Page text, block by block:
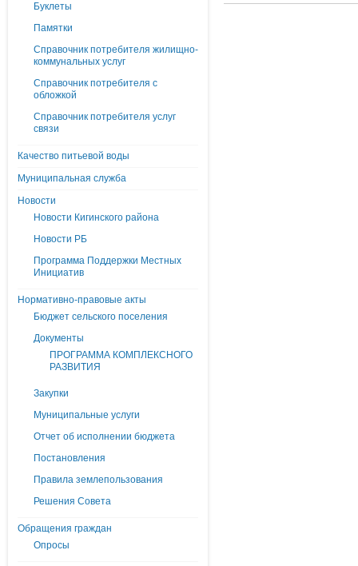
Буклеты
Памятки
Справочник потребителя жилищно-
коммунальных услуг
Справочник потребителя с
обложкой
Справочник потребителя услуг
связи
Качество питьевой воды
Муниципальная служба
Новости
Новости Кигинского района
Новости РБ
Программа Поддержки Местных
Инициатив
Нормативно-правовые акты
Бюджет сельского поселения
Документы
ПРОГРАММА КОМПЛЕКСНОГО
РАЗВИТИЯ
Закупки
Муниципальные услуги
Отчет об исполнении бюджета
Постановления
Правила землепользования
Решения Совета
Обращения граждан
Опросы